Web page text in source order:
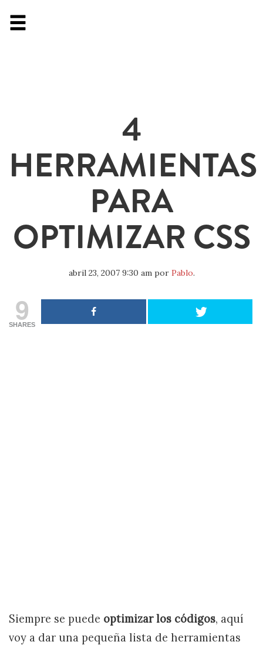
4
HERRAMIENTAS
PARA
OPTIMIZAR CSS
abril 23, 2007 9:30 ampor Pablo.
9
SHARES
Siempre se puede optimizar los códigos, aquí
voy a dar una pequeña lista de herramientas